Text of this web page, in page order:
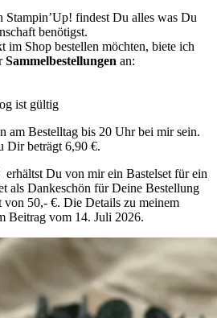
Stampin’Up! findest Du alles was Du
benötigst.
im Shop bestellen möchten, biete ich
Sammelbestellungen an:
ist gültig
am Bestelltag bis 20 Uhr bei mir sein.
Dir beträgt 6,90 €.
Du von mir ein Bastelset für ein
als Dankeschön für Deine Bestellung
von 50,- €. Die Details zu meinem
Beitrag vom 14. Juli 2026.